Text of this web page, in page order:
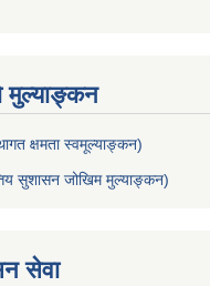
मुल्याङ्कन
क्षमता स्वमूल्याङ्कन)
सुशासन जोखिम मुल्याङ्कन)
सेवा